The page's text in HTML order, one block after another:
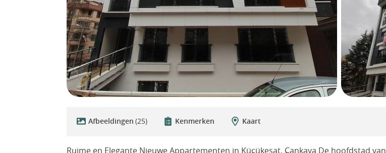
Afbeeldingen (25) Kenmerken Kaart
Ruime en Elegante Nieuwe Appartementen in Küçükesat, Çankaya De hoofdstad van